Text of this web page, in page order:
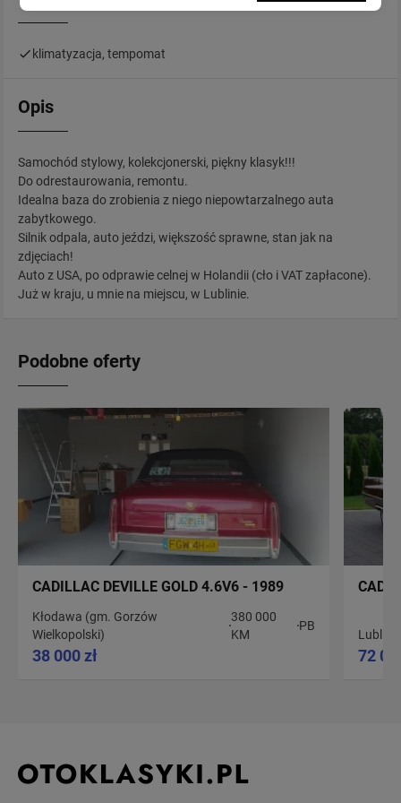
klimatyzacja, tempomat
Opis
Samochód stylowy, kolekcjonerski, piękny klasyk!!!
Do odrestaurowania, remontu.
Idealna baza do zrobienia z niego niepowtarzalnego auta
zabytkowego.
Silnik odpala, auto jeździ, większość sprawne, stan jak na
zdjęciach!
Auto z USA, po odprawie celnej w Holandii (cło i VAT zapłacone).
Już w kraju, u mnie na miejscu, w Lublinie.
Podobne oferty
CADILLAC DEVILLE GOLD 4.6V6 - 1989
Kłodawa (gm. Gorzów
Wielkopolski)
380 000
KM
PB
38 000 zł
Lublin
72